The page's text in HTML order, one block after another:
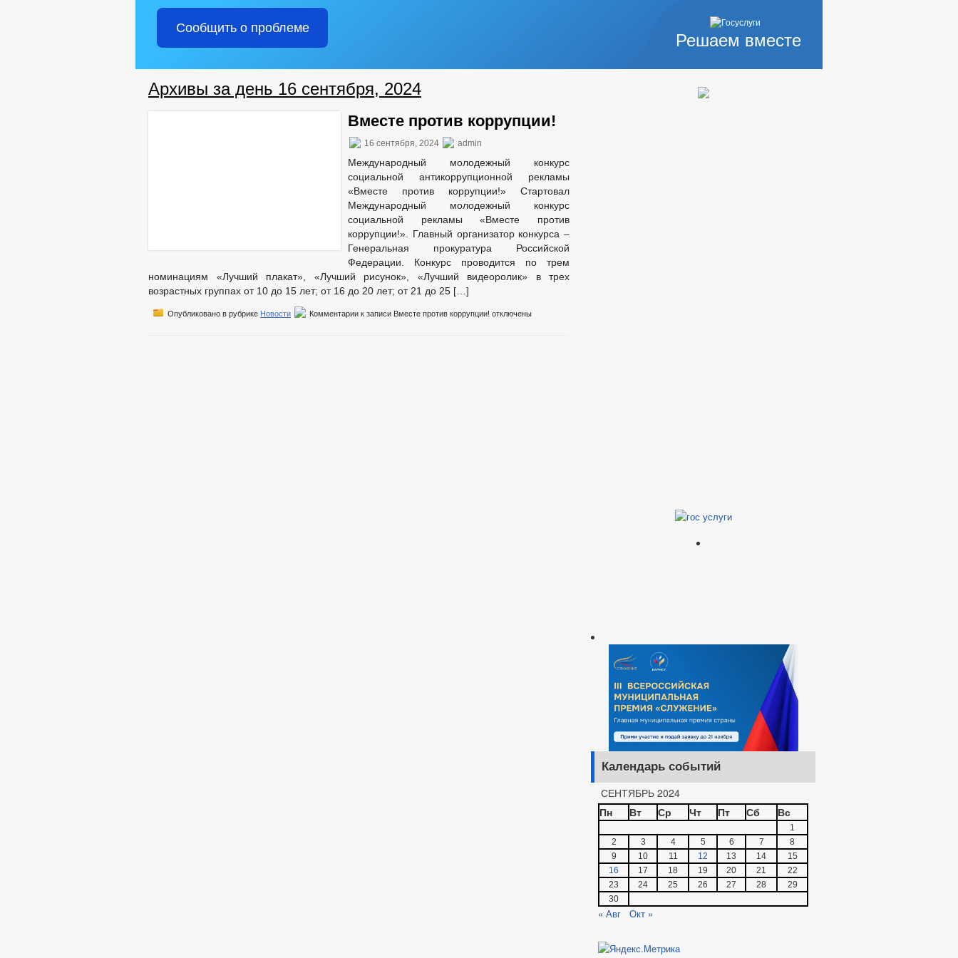
СОВЕТ ДЕПУТАТОВ ФУНКЦИИ
ПРОТИВОДЕЙСТВИЕ КОРРУПЦИИ
НПА
АНТИКОРРУПЦИОННАЯ ЭКСПЕРТИЗА
МЕТОДИЧЕСКИЕ МАТЕРИАЛЫ
ФОРМЫ ДОКУМЕНТОВ, СВЯЗАННЫХ С ПРОТИВОДЕЙСТВИЕМ КОРРУПЦИИ, ДЛЯ ЗАПОЛНЕНИЯ
СВЕДЕНИЯ О ДОХОДАХ, РАСХОДАХ, ОБ ИМУЩЕСТВЕ И ОБЯЗАТЕЛЬСТВАХ ИМУЩЕСТВЕННОГО ХАРАКТЕРА
КОМИССИЯ ПО СОБЛЮДЕНИЮ ТРЕБОВАНИЙ К СЛУЖЕБНОМУ ПОВЕДЕНИЮ И УРЕГУЛИРОВАНИЮ КОНФЛИКТА ИНТЕРЕСОВ
ОБРАТНАЯ СВЯЗЬ ДЛЯ СООБЩЕНИЙ О ФАКТАХ КОРРУПЦИИ
_
ПРОЕКТЫ РЕШЕНИЙ
ПРОЕКТЫ ПОСТАНОВЛЕНИЙ
ПОРЯДОК ОБЖАЛОВАНИЯ НПА ФЕДЕРАЛЬНЫЕ ЗАКОНЫ
ОТЧЕТ ОБ ИСПОЛНЕНИИ БЮДЖЕТА
МУНИЦИПАЛЬНЫЕ УСЛУГИ
СТАНДАРТЫ МУНИЦИПАЛЬНЫХ УСЛУГ
ИНТЕРНЕТ ПРИЕМНАЯ
ПОРЯДОК РАССМОТРЕНИЯ ОБРАЩЕНИЙ И ВРЕМЯ ПРИЁМА
Решаем вместе
Сообщить о проблеме
Архивы за день 16 сентября, 2024
Вместе против коррупции!
16 сентября, 2024 admin
Международный молодежный конкурс
социальной антикоррупционной рекламы
«Вместе против коррупции!» Стартовал
Международный молодежный конкурс
социальной рекламы «Вместе против
коррупции!». Главный организатор конкурса –
Генеральная прокуратура Российской
Федерации. Конкурс проводится по трем
номинациям «Лучший плакат», «Лучший рисунок», «Лучший видеоролик» в трех
возрастных группах от 10 до 15 лет; от 16 до 20 лет; от 21 до 25 […]
Опубликовано в рубрике Новости Комментарии к записи Вместе против коррупции! отключены
Календарь событий
СЕНТЯБРЬ 2024
Пн
Вт Ср Чт Пт Сб Вс
1
2
3 4 5 6 7
8
9
10 11 12 13 14
15
16
17 18 19 20 21
22
23
24 25 26 27 28
29
30
« Авг Окт »